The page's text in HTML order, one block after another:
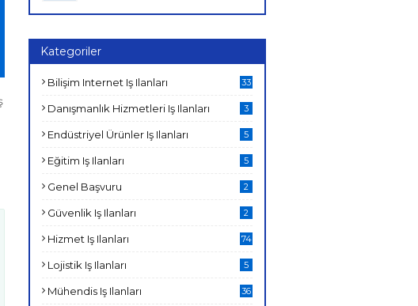
Kategoriler
Bilişim Internet Iş Ilanları 33
Danışmanlık Hizmetleri Iş Ilanları 3
Endüstriyel Ürünler Iş Ilanları 5
Eğitim Iş Ilanları 5
Genel Başvuru 2
Güvenlik Iş Ilanları 2
Hizmet Iş Ilanları 74
Lojistik Iş Ilanları 5
Mühendis Iş Ilanları 36